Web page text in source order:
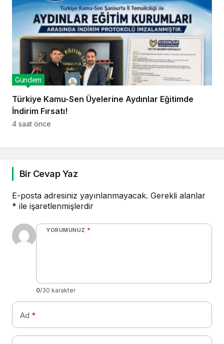
Türkiye Kamu-Sen Üyelerine Aydınlar Eğitimde
İndirim Fırsatı!
Gündem
4 saat önce
Bir Cevap Yaz
E-posta adresiniz yayınlanmayacak. Gerekli alanlar
* ile işaretlenmişlerdir
YORUMUNUZ *
0/30 karakter
Ad *